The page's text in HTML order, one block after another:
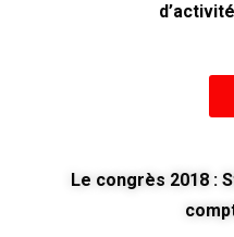
Le congrès 2018 :